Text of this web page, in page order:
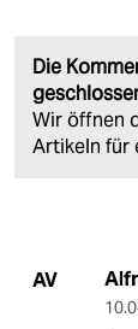
Die
Wir öffnen
Artikeln für
AV